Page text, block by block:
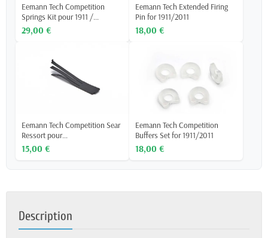
Eemann Tech Competition
Springs Kit pour 1911 /...
29,00 €
Eemann Tech Extended Firing
Pin for 1911/2011
18,00 €
Eemann Tech Competition Sear
Ressort pour...
15,00 €
Eemann Tech Competition
Buffers Set for 1911/2011
18,00 €
Description